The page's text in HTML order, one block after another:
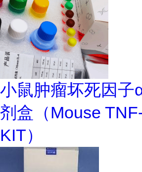
小鼠肿瘤坏死因子
剂盒（Mouse
KIT）